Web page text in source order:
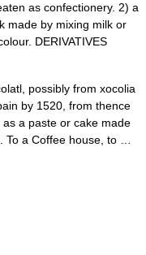
as confectionery. 2) a
made by mixing milk or
DERIVATIVES
possibly from xocolia
by 1520, from thence
a paste or cake made
To a Coffee house, to …